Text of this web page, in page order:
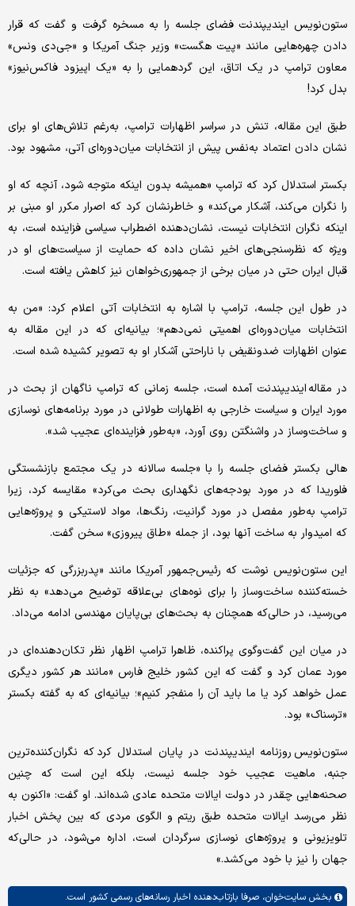
ستون‌نویس ایندیپندنت فضای جلسه را به مسخره گرفت و گفت که قرار
دادن چهره‌هایی مانند «پیت هگست» وزیر جنگ آمریکا و «جی‌دی ونس»
معاون ترامپ در یک اتاق، این گردهمایی را به «یک اپیزود فاکس‌نیوز»
بدل کرد!
طبق این مقاله، تنش در سراسر اظهارات ترامپ، به‌رغم تلاش‌های او برای
نشان دادن اعتماد به‌نفس پیش از انتخابات میان‌دوره‌ای آتی، مشهود بود.
بکستر استدلال کرد که ترامپ «همیشه بدون اینکه متوجه شود، آنچه که او
را نگران می‌کند، آشکار می‌کند» و خاطرنشان کرد که اصرار مکرر او مبنی بر
اینکه نگران انتخابات نیست، نشان‌دهنده اضطراب سیاسی فزاینده است، به
ویژه که نظرسنجی‌های اخیر نشان داده که حمایت از سیاست‌های او در
قبال ایران حتی در میان برخی از جمهوری‌خواهان نیز کاهش یافته است.
در طول این جلسه، ترامپ با اشاره به انتخابات آتی اعلام کرد: «من به
انتخابات میان‌دوره‌ای اهمیتی نمی‌دهم»؛ بیانیه‌ای که در این مقاله به
عنوان اظهارات ضدونقیض با ناراحتی آشکار او به تصویر کشیده شده است.
در مقاله ایندیپندنت آمده است، جلسه زمانی که ترامپ ناگهان از بحث در
مورد ایران و سیاست خارجی به اظهارات طولانی در مورد برنامه‌های نوسازی
و ساخت‌وساز در واشنگتن روی آورد، «به‌طور فزاینده‌ای عجیب شد».
هالی بکستر فضای جلسه را با «جلسه سالانه در یک مجتمع بازنشستگی
فلوریدا که در مورد بودجه‌های نگهداری بحث می‌کرد» مقایسه کرد، زیرا
ترامپ به‌طور مفصل در مورد گرانیت، رنگ‌ها، مواد لاستیکی و پروژه‌هایی
که امیدوار به ساخت آنها بود، از جمله «طاق پیروزی» سخن گفت.
این ستون‌نویس نوشت که رئیس‌جمهور آمریکا مانند «پدربزرگی که جزئیات
خسته‌کننده ساخت‌وساز را برای نوه‌های بی‌علاقه توضیح می‌دهد» به نظر
می‌رسید، در حالی‌که همچنان به بحث‌های بی‌پایان مهندسی ادامه می‌داد.
در میان این گفت‌وگوی پراکنده، ظاهرا ترامپ اظهار نظر تکان‌دهنده‌ای در
مورد عمان کرد و گفت که این کشور خلیج فارس «مانند هر کشور دیگری
عمل خواهد کرد یا ما باید آن را منفجر کنیم»؛ بیانیه‌ای که به گفته بکستر
«ترسناک» بود.
ستون‌نویس روزنامه ایندیپندنت در پایان استدلال کرد که نگران‌کننده‌ترین
جنبه، ماهیت عجیب خود جلسه نیست، بلکه این است که چنین
صحنه‌هایی چقدر در دولت ایالات متحده عادی شده‌اند. او گفت: «اکنون به
نظر می‌رسد ایالات متحده طبق ریتم و الگوی مردی که بین پخش اخبار
تلویزیونی و پروژه‌های نوسازی سرگردان است، اداره می‌شود، در حالی‌که
جهان را نیز با خود می‌کشد.»
بخش سایت‌خوان، صرفا بازتاب‌دهنده اخبار رسانه‌های رسمی کشور است.